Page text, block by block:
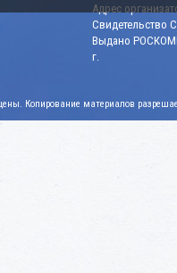
Адрес
Свидетельство
Выдано
г.
Копирование материалов